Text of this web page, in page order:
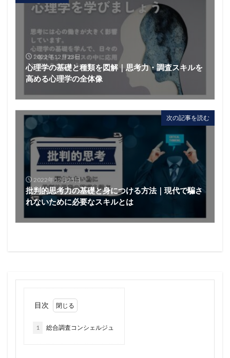
2022年12月23日
心理学の基礎と種類を図解｜思考力・調査スキルを
高める心理学の全体像
次の記事を読む
2022年12月25日
批判的思考力の基礎と身につける方法｜現代で騙さ
れないために必要なスキルとは
目次
1 総合調査コンシェルジュ